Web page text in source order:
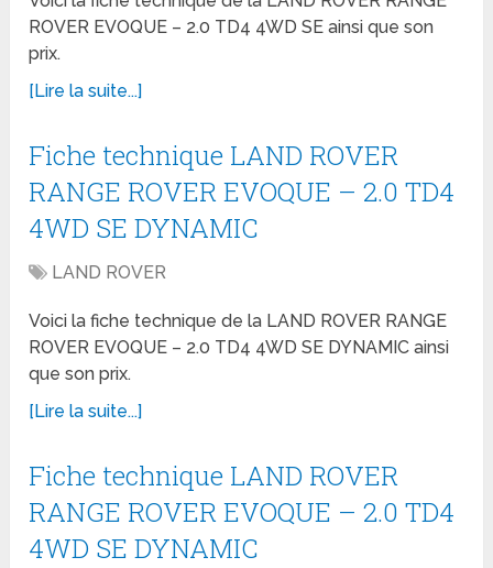
ROVER EVOQUE – 2.0 TD4 4WD SE ainsi que son
prix.
[Lire la suite...]
Fiche technique LAND ROVER
RANGE ROVER EVOQUE – 2.0 TD4
4WD SE DYNAMIC
LAND ROVER
Voici la fiche technique de la LAND ROVER RANGE
ROVER EVOQUE – 2.0 TD4 4WD SE DYNAMIC ainsi
que son prix.
[Lire la suite...]
Fiche technique LAND ROVER
RANGE ROVER EVOQUE – 2.0 TD4
4WD SE DYNAMIC